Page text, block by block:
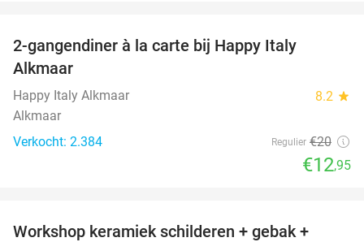
2-gangendiner à la carte bij Happy Italy
Alkmaar
Happy Italy Alkmaar 8.2 star
Alkmaar
Verkocht: 2.384
Regulier €20
€12,95
Workshop keramiek schilderen + gebak +